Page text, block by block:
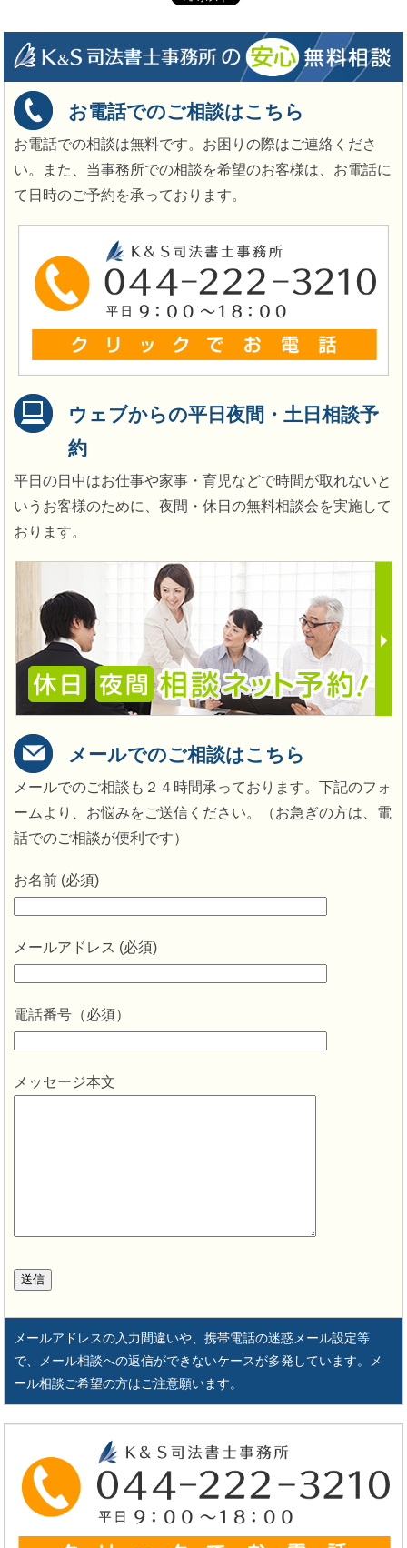
お電話でのご相談はこちら
お電話での相談は無料です。お困りの際はご連絡くださ
い。また、当事務所での相談を希望のお客様は、お電話に
て日時のご予約を承っております。
ウェブからの平日夜間・土日相談予
約
平日の日中はお仕事や家事・育児などで時間が取れないと
いうお客様のために、夜間・休日の無料相談会を実施して
おります。
メールでのご相談はこちら
メールでのご相談も２４時間承っております。下記のフォ
ームより、お悩みをご送信ください。（お急ぎの方は、電
話でのご相談が便利です）
お名前 (必須)
メールアドレス (必須)
電話番号（必須）
メッセージ本文
メールアドレスの入力間違いや、携帯電話の迷惑メール設定等
で、メール相談への返信ができないケースが多発しています。メ
ール相談ご希望の方はご注意願います。